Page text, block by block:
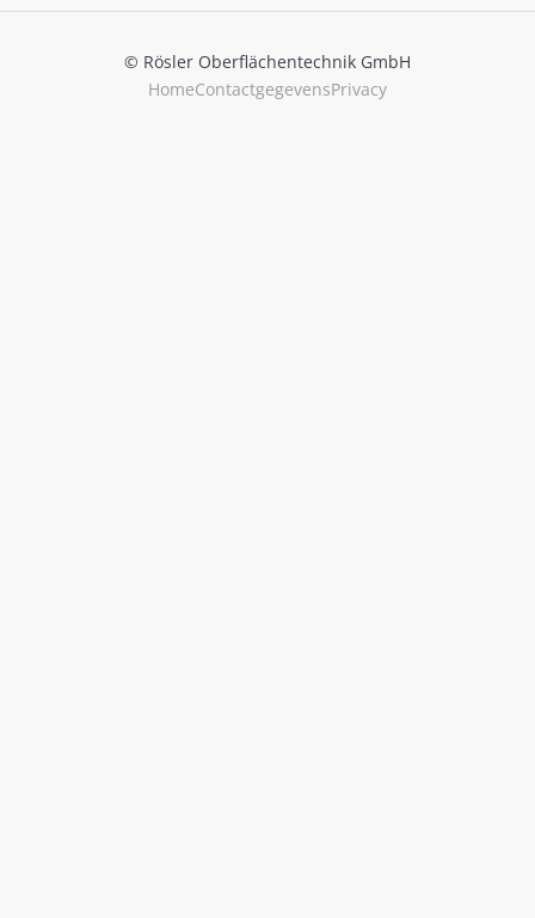
© Rösler Oberflächentechnik GmbH
HomeContactgegevensPrivacy